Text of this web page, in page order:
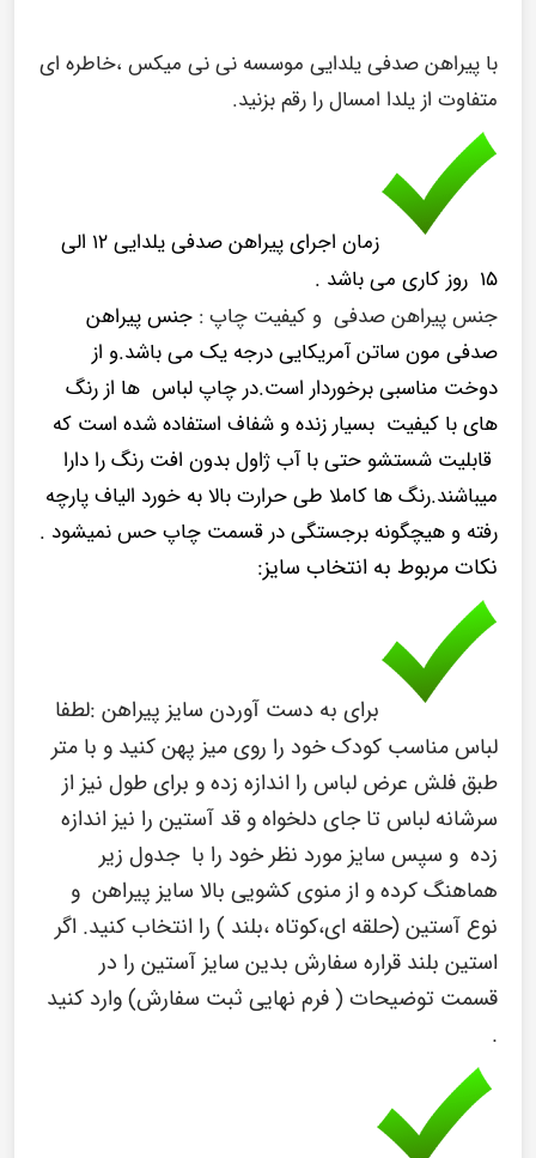
با پیراهن صدفی یلدایی موسسه نی نی میکس ،خاطره ای
متفاوت از یلدا امسال را رقم بزنید.
زمان اجرای پیراهن صدفی یلدایی ۱۲ الی
۱۵ روز کاری می باشد .
جنس پیراهن صدفی و کیفیت چاپ : جنس پیراهن
صدفی مون ساتن آمریکایی درجه یک می باشد.و از
دوخت مناسبی برخوردار است.در چاپ لباس ها از رنگ
های با کیفیت بسیار زنده و شفاف استفاده شده است که
قابلیت شستشو حتی با آب ژاول بدون افت رنگ را دارا
میباشند.رنگ ها کاملا طی حرارت بالا به خورد الیاف پارچه
رفته و هیچگونه برجستگی در قسمت چاپ حس نمیشود .
نکات مربوط به انتخاب سایز:
برای به دست آوردن سایز پیراهن :لطفا
لباس مناسب کودک خود را روی میز پهن کنید و با متر
طبق فلش عرض لباس را اندازه زده و برای طول نیز از
سرشانه لباس تا جای دلخواه و قد آستین را نیز اندازه
زده و سپس سایز مورد نظر خود را با جدول زیر
هماهنگ کرده و از منوی کشویی بالا سایز پیراهن و
نوع آستین (حلقه ای،کوتاه ،بلند ) را انتخاب کنید. اگر
استین بلند قرارهسفارش بدین سایز آستین را در
قسمت توضیحات ( فرم نهایی ثبت سفارش) وارد کنید
.